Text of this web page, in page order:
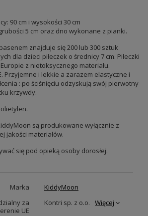
90 cm i wysokości 30 cm
5 cm oraz dno wykonane z pianki.
znajduje się 200 lub 300 sztuk
dla dzieci piłeczek o średnicy 7 cm. Piłeczki
z nietoksycznego materiału.
Przyjemne i lekkie a zarazem elastyczne i
: po ściśnięciu odzyskują swój pierwotny
krzywdy.
są produkowane wyłącznie z
jakości materiałów.
się pod opieką osoby dorosłej.
Marka
KiddyMoon
za
UE
Kontri sp. z o.o. Więcej